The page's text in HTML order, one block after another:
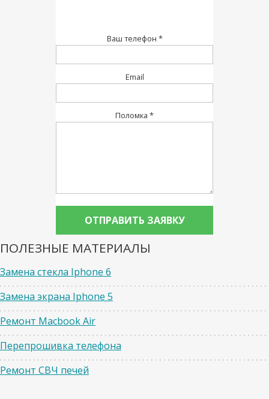
Ваш телефон *
Email
Поломка *
ПОЛЕЗНЫЕ МАТЕРИАЛЫ
Замена стекла Iphone 6
Замена экрана Iphone 5
Ремонт Macbook Air
Перепрошивка телефона
Ремонт СВЧ печей